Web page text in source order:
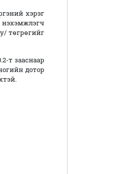
хэрэг
төгрөгийг
т зааснаар
дотор